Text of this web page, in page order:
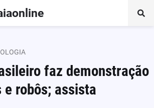
faz demonstração
e robôs; assista